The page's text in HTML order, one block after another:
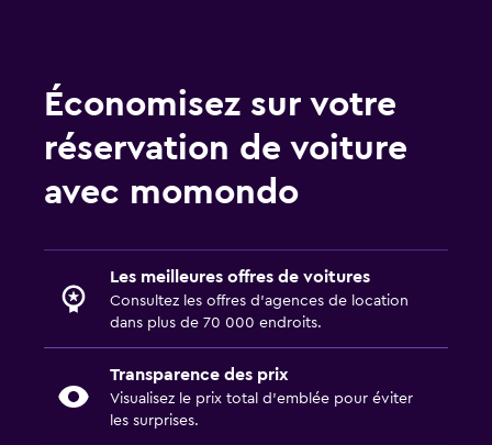
Économisez sur votre
réservation de voiture
avec momondo
Les meilleures offres de voitures
Consultez les offres d’agences de location
dans plus de 70 000 endroits.
Transparence des prix
Visualisez le prix total d’emblée pour éviter
les surprises.